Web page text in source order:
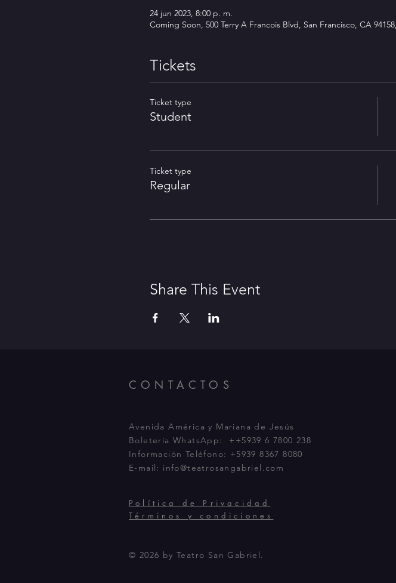
24 jun 2023, 8:00 p. m.
Coming Soon, 500 Terry A Francois Blvd, San Francisco, CA
Tickets
Ticket type
Student
Ticket type
Regular
Share This Event
CONTACTOS
Avenida América y Mariana de Jesús
Boletería WhatsApp: ++5939 6 7800 238
Información Teléfono: +5939 8367 8080
E-mail: info@teatrosangabriel.com
Política de Privacidad
Términos y condiciones
© 2026 by Teatro San Gabriel.